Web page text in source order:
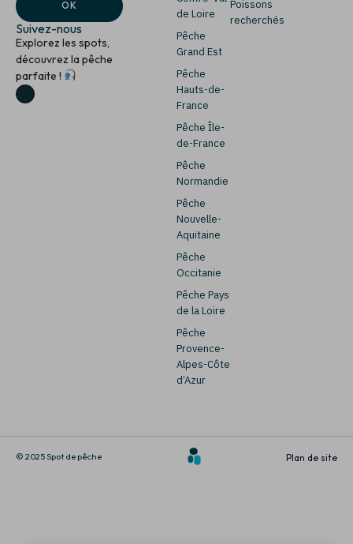
l
*
E
m
a
i
l
l
*
OK
Suivez-nous
Explorez les spots,
découvrez la pêche
parfaite !
de Loire
Pêche
Grand Est
Pêche
Hauts-de-
France
Pêche Île-
de-France
Pêche
Normandie
Pêche
Nouvelle-
Aquitaine
Pêche
Occitanie
Pêche Pays
de la Loire
Pêche
Provence-
Alpes-Côte
d’Azur
Poissons
recherchés
© 2025 Spot de pêche Plan de site